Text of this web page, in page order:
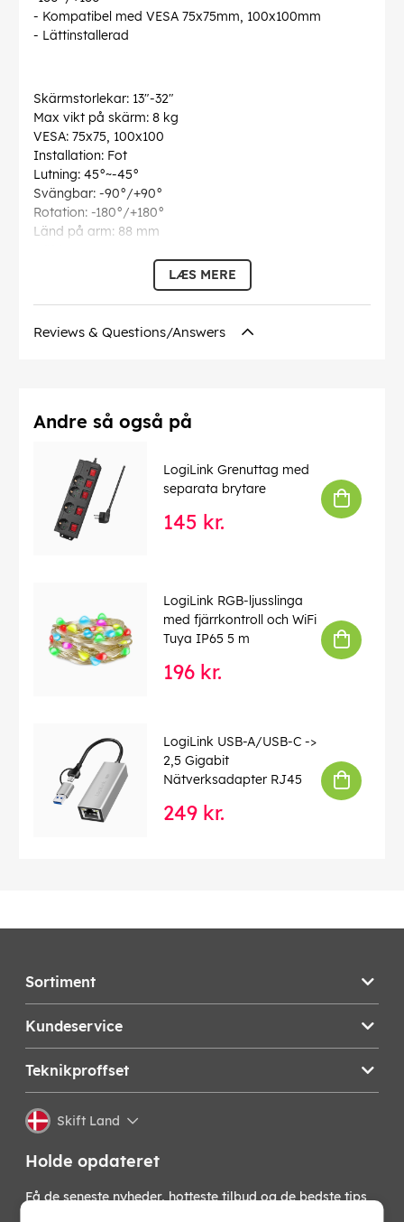
- Kompatibel med VESA 75x75mm, 100x100mm
- Lättinstallerad
Skärmstorlekar: 13"-32"
Max vikt på skärm: 8 kg
VESA: 75x75, 100x100
Installation: Fot
Lutning: 45°~-45°
Svängbar: -90°/+90°
Rotation: -180°/+180°
Länd på arm: 88 mm
390 x 280 x 465mm
LÆS MERE
Reviews & Questions/Answers
Andre så også på
LogiLink Grenuttag med
separata brytare
145 kr.
LogiLink RGB-ljusslinga
med fjärrkontroll och WiFi
Tuya IP65 5 m
196 kr.
LogiLink USB-A/USB-C ->
2,5 Gigabit
Nätverksadapter RJ45
249 kr.
Sortiment
Kundeservice
Teknikproffset
Skift Land
Holde opdateret
Få de seneste nyheder, hotteste tilbud og de bedste tips